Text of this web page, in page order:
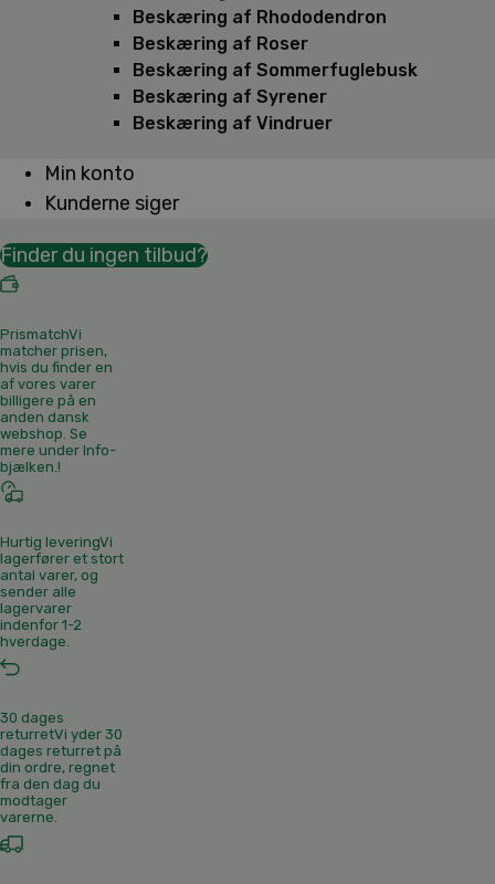
Beskæring af Rhododendron
Beskæring af Roser
Beskæring af Sommerfuglebusk
Beskæring af Syrener
Beskæring af Vindruer
Min konto
Kunderne siger
Finder du ingen tilbud?
PrismatchVi
matcher prisen,
hvis du finder en
af vores varer
billigere på en
anden dansk
webshop. Se
mere under Info-
bjælken.!
Hurtig leveringVi
lagerfører et stort
antal varer, og
sender alle
lagervarer
indenfor 1-2
hverdage.
30 dages
returretVi yder 30
dages returret på
din ordre, regnet
fra den dag du
modtager
varerne.